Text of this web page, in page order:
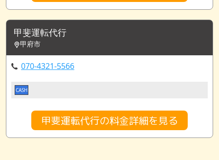
甲斐運転代行
甲府市
070-4321-5566
CASH
甲斐運転代行の料金詳細を見る